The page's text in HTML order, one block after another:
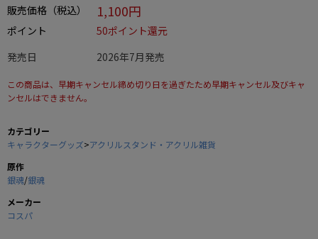
販売価格（税込）
1,100円
ポイント
50ポイント還元
発売日
2026年7月発売
この商品は、早期キャンセル締め切り日を過ぎたため早期キャンセル及びキャ
ンセルはできません。
カテゴリー
キャラクターグッズ>アクリルスタンド・アクリル雑貨
原作
銀魂/銀魂
メーカー
コスパ